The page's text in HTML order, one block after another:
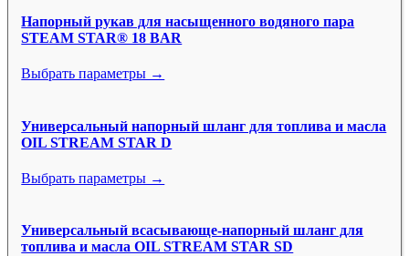
Напорный рукав для насыщенного водяного пара
STEAM STAR® 18 BAR
Выбрать параметры →
Универсальный напорный шланг для топлива и масла
OIL STREAM STAR D
Выбрать параметры →
Универсальный всасывающе-напорный шланг для
топлива и масла OIL STREAM STAR SD